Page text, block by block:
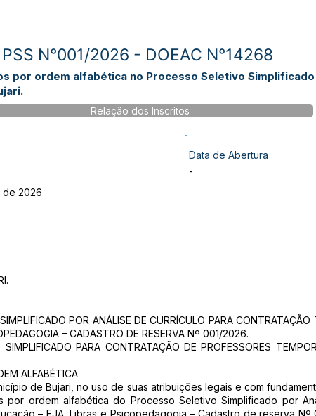
N°001/2026 - DOEAC N°14268
por ordem alfabética no Processo Seletivo
Relação dos Inscritos
de 2026
Data de Abertura
-
POR ANÁLISE DE CURRÍCULO PARA
– CADASTRO DE RESERVA Nº 001/2026.
PARA CONTRATAÇÃO DE PROFESSORES
ALFABÉTICA
de Bujari, no uso de suas atribuições legais e com
por ordem alfabética do Processo Seletivo Simplificado por
– EJA, Libras e Psicopedagogia – Cadastro de reserva